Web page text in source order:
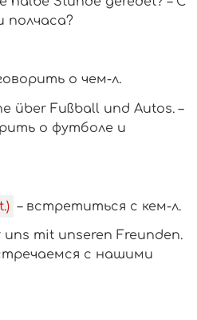
полчаса?
о чем-л.
über Fußball und Autos. –
о футболе и
– встретиться с кем-л.
mit unseren Freunden.
с нашими